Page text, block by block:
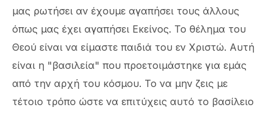
μας ρωτήσει αν έχουμε αγαπήσει τους άλλους
όπως μας έχει αγαπήσει Εκείνος. Το θέλημα του
Θεού είναι να είμαστε παιδιά του εν Χριστώ. Αυτή
είναι η "βασιλεία" που προετοιμάστηκε για εμάς
από την αρχή του κόσμου. Το να μην ζεις με
τέτοιο τρόπο ώστε να επιτύχεις αυτό το βασίλειο